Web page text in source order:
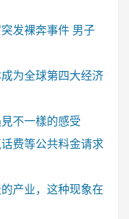
发裸奔事件 男子
为全球第四大经济
不一樣的感受
费等公共料金请求
产业，这种现象在